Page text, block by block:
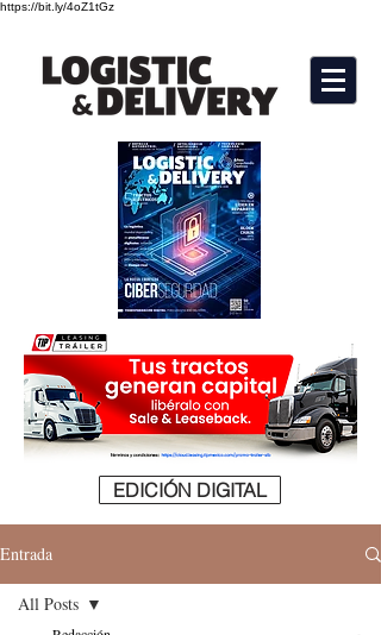
https://bit.ly/4oZ1tGz
EDICIÓN DIGITAL
Entrada
All Posts